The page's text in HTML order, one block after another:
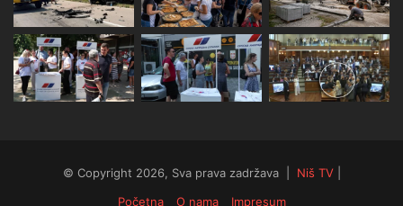
© Copyright 2026, Sva prava zadržava | Niš TV|
Početna
O nama Impresum